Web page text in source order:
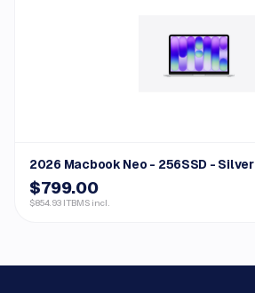
2026 Macbook Neo - 256SSD - Silver
$799.00
$854.93 ITBMS incl.